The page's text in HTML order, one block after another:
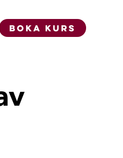
BOKA KURS